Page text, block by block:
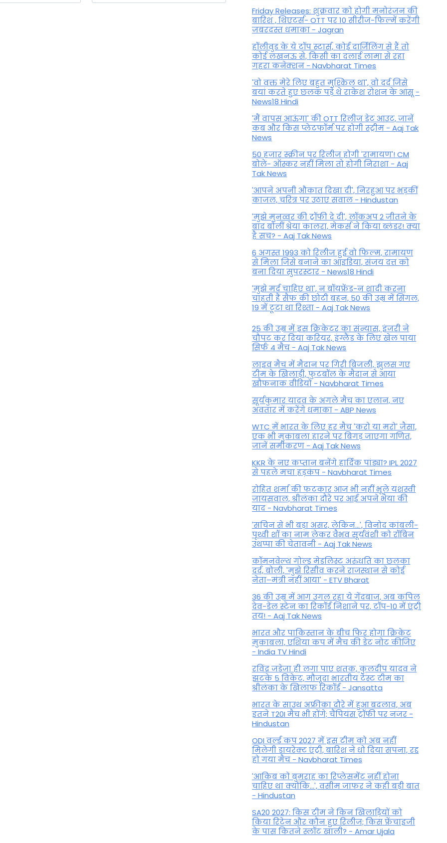
Friday Releases: शुक्रवार को होगी मनोरंजन की
बारिश , थिएटर्स- OTT पर 10 सीरीज-फिल्में करेंगी
जबरदस्त धमाका - Jagran
हॉलीवुड के ये टॉप स्टार्स, कोई दार्जिलिंग से हैं तो
कोई लखनऊ से, किसी का दलाई लामा से रहा
गहरा कनेक्शन - Navbharat Times
'वो वक्त मेरे लिए बहुत मुश्किल था', वो दर्द जिसे
बयां करते हुए छलक पड़े थे राकेश रोशन के आंसू -
News18 Hindi
'मैं वापस आऊंगा' की OTT रिलीज डेट आउट, जानें
कब और किस प्लेटफॉर्म पर होगी स्ट्रीम - Aaj Tak
News
50 हजार स्क्रीन पर रिलीज होगी 'रामायण'! CM
बोले- ऑस्कर नहीं मिला तो होगी निराशा - Aaj
Tak News
'आपने अपनी औकात दिखा दी', निरहुआ पर भड़कीं
काजल, चरित्र पर उठाए सवाल - Hindustan
'मुझे मुनव्वर की ट्रॉफी दे दी', लॉकअप 2 जीतने के
बाद बोलीं श्रेया कालरा, मेकर्स ने किया ब्लंडर! क्या
है सच? - Aaj Tak News
6 अगस्त 1993 को रिलीज हुई वो फिल्म, रामायण
से मिला जिसे बनाने का आइडिया, संजय दत्त को
बना दिया सुपरस्टार - News18 Hindi
'मुझे मर्द चाहिए था', न बॉयफ्रेंड-न शादी करना
चाहती हैं सैफ की छोटी बहन, 50 की उम्र में सिंगल,
19 में टूटा था रिश्ता - Aaj Tak News
25 की उम्र में इस क्रिकेटर का संन्यास, इंजरी ने
चौपट कर दिया करियर, इंग्लैंड के लिए खेल पाया
सिर्फ 4 मैच - Aaj Tak News
लाइव मैच में मैदान पर गिरी बिजली, झुलस गए
टीम के खिलाड़ी, फुटबॉल के मैदान से आया
खौफनाक वीडियो - Navbharat Times
सूर्यकुमार यादव के अगले मैच का एलान, नए
अवतार में करेंगे धमाका - ABP News
WTC में भारत के लिए हर मैच 'करो या मरो' जैसा,
एक भी मुकाबला हारने पर बिगड़ जाएगा गण‍ित,
जानें समीकरण - Aaj Tak News
KKR के नए कप्तान बनेंगे हार्दिक पांड्या? IPL 2027
से पहले मचा हड़कंप - Navbharat Times
रोहित शर्मा की फटकार आज भी नहीं भूले यशस्वी
जायसवाल, श्रीलंका दौरे पर आई अपने भैया की
याद - Navbharat Times
'सचिन से भी बड़ा असर, लेकिन...', व‍िनोद कांबली-
पृथ्वी शॉ का नाम लेकर वैभव सूर्यवंशी को रॉबिन
उथप्पा की चेतावनी - Aaj Tak News
कॉमनवेल्थ गोल्ड मे​डलिस्ट अरुंधति का छलका
दर्द, बोली, 'मुझे रिसीव करने राजस्थान से कोई
नेता–मंत्री नहीं आया' - ETV Bharat
36 की उम्र में आग उगल रहा ये गेंदबाज, अब कपिल
देव-डेल स्टेन का रिकॉर्ड निशाने पर, टॉप-10 में एंट्री
तय! - Aaj Tak News
भारत और पाकिस्तान के बीच फिर होगा क्रिकेट
मुकाबला, एशिया कप में मैच की डेट नोट कीजिए
- India TV Hindi
रविंद्र जडेजा ही लगा पाए शतक, कुलदीप यादव ने
झटके 5 विकेट, मौजूदा भारतीय टेस्ट टीम का
श्रीलंका के खिलाफ रिकॉर्ड - Jansatta
भारत के साउथ अफ्रीका दौरे में हुआ बदलाव, अब
इतने T20I मैच भी होंगे; चैंपियंस ट्रॉफी पर नजर -
Hindustan
ODI वर्ल्ड कप 2027 में इस टीम को अब नहीं
मिलेगी डायरेक्ट एंट्री, बारिश ने धो दिया सपना, रद्द
हो गया मैच - Navbharat Times
'आकिब को बुमराह का रिप्लेसमेंट नहीं होना
चाहिए था क्योंकि...', वसीम जाफर ने कही बड़ी बात
- Hindustan
SA20 2027: किस टीम ने किन खिलाड़ियों को
किया रिटेन और कौन हुए रिलीज; किस फ्रेंचाइजी
के पास कितने स्लॉट खाली? - Amar Ujala